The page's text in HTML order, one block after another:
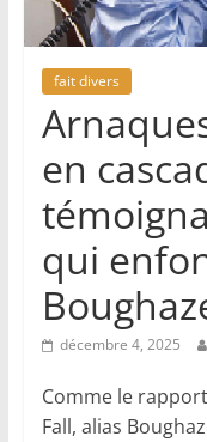
fait divers
en
qui
décembre 4, 2025
Comme le
Fall, alias